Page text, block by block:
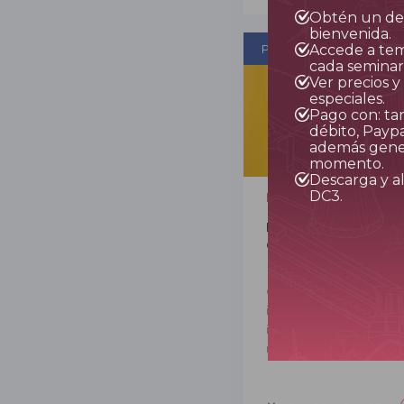
Petróleo y Gas
BEST SELLER
Programa
Controles
Anexos 30, 31 y 32)
Controles
informáticos
inmediata para evitar
millones de pesos
Obtén un
bienvenida.
Accede a
cada
Ver precios
especiales.
Pago con:
débito,
además
momento.
Descarga y
DC3.